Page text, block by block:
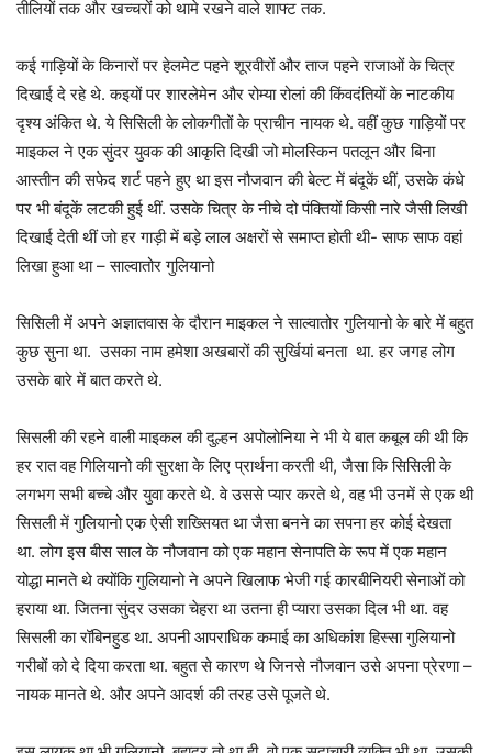
तीलियों तक और खच्चरों को थामे रखने वाले शाफ्ट तक.
कई गाड़ियों के किनारों पर हेलमेट पहने शूरवीरों और ताज पहने राजाओं के चित्र
दिखाई दे रहे थे. कइयों पर शारलेमेन और रोम्या रोलां की किंवदंतियों के नाटकीय
दृश्य अंकित थे. ये सिसिली के लोकगीतों के प्राचीन नायक थे. वहीं कुछ गाड़ियों पर
माइकल ने एक सुंदर युवक की आकृति दिखी जो मोलस्किन पतलून और बिना
आस्तीन की सफेद शर्ट पहने हुए था इस नौजवान की बेल्ट में बंदूकें थीं, उसके कंधे
पर भी बंदूकें लटकी हुई थीं. उसके चित्र के नीचे दो पंक्तियों किसी नारे जैसी लिखी
दिखाई देती थीं जो हर गाड़ी में बड़े लाल अक्षरों से समाप्त होती थी- साफ साफ वहां
लिखा हुआ था – साल्वातोर गुलियानो
सिसिली में अपने अज्ञातवास के दौरान माइकल ने साल्वातोर गुलियानो के बारे में बहुत
कुछ सुना था. उसका नाम हमेशा अखबारों की सुर्खियां बनता था. हर जगह लोग
उसके बारे में बात करते थे.
सिसली की रहने वाली माइकल की दुल्हन अपोलोनिया ने भी ये बात कबूल की थी कि
हर रात वह गिलियानो की सुरक्षा के लिए प्रार्थना करती थी, जैसा कि सिसिली के
लगभग सभी बच्चे और युवा करते थे. वे उससे प्यार करते थे, वह भी उनमें से एक थी
सिसली में गुलियानो एक ऐसी शख्सियत था जैसा बनने का सपना हर कोई देखता
था. लोग इस बीस साल के नौजवान को एक महान सेनापति के रूप में एक महान
योद्धा मानते थे क्योंकि गुलियानो ने अपने खिलाफ भेजी गई कारबीनियरी सेनाओं को
हराया था. जितना सुंदर उसका चेहरा था उतना ही प्यारा उसका दिल भी था. वह
सिसली का रॉबिनहुड था. अपनी आपराधिक कमाई का अधिकांश हिस्सा गुलियानो
गरीबों को दे दिया करता था. बहुत से कारण थे जिनसे नौजवान उसे अपना प्रेरणा –
नायक मानते थे. और अपने आदर्श की तरह उसे पूजते थे.